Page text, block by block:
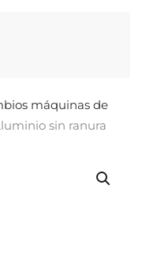
máquinas de
sin ranura